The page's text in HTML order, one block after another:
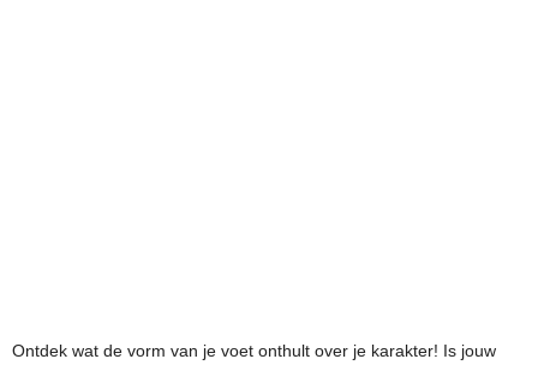
Ontdek wat de vorm van je voet onthult over je karakter! Is jouw